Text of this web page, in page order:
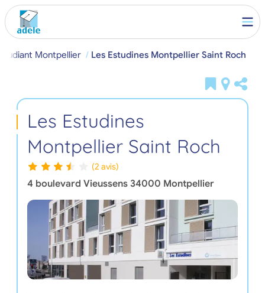
Montpellier Les Estudines Montpellier Saint Roch
Les Estudines
Montpellier Saint Roch
(2 avis)
4 boulevard Vieussens 34000 Montpellier